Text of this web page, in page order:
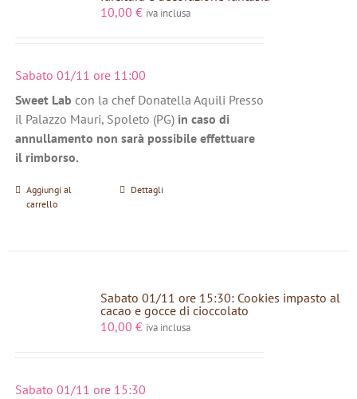
10,00 € iva inclusa
Sabato 01/11 ore 11:00
Sweet Lab con la chef Donatella Aquili Presso
il Palazzo Mauri, Spoleto (PG) in caso di
annullamento non sarà possibile effettuare
il rimborso.
Aggiungi al
carrello
Dettagli
Sabato 01/11 ore 15:30: Cookies impasto al
cacao e gocce di cioccolato
10,00 € iva inclusa
Sabato 01/11 ore 15:30